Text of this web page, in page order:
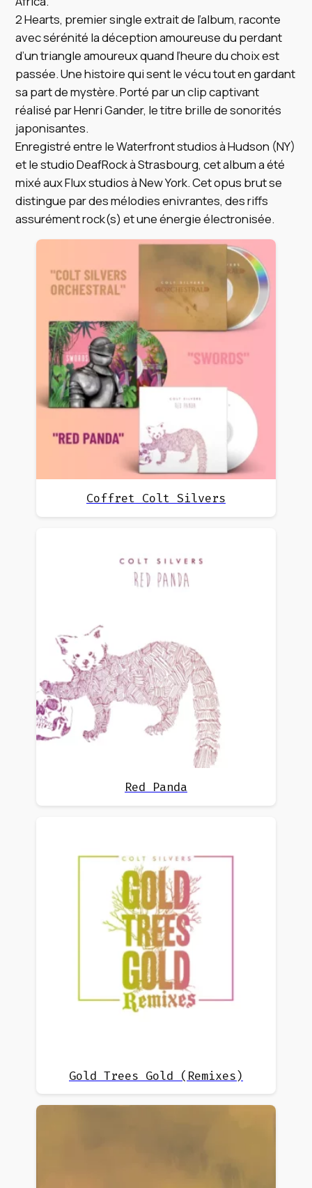
2 Hearts, premier single extrait de l’album, raconte
avec sérénité la déception amoureuse du perdant
d’un triangle amoureux quand l’heure du choix est
passée. Une histoire qui sent le vécu tout en gardant
sa part de mystère. Porté par un clip captivant
réalisé par Henri Gander, le titre brille de sonorités
japonisantes.
Enregistré entre le Waterfront studios à Hudson (NY)
et le studio DeafRock à Strasbourg, cet album a été
mixé aux Flux studios à New York. Cet opus brut se
distingue par des mélodies enivrantes, des riffs
assurément rock(s) et une énergie électronisée.
Coffret Colt Silvers
Red Panda
Gold Trees Gold (Remixes)